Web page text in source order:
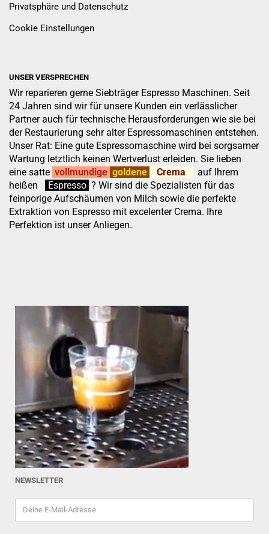
Privatsphäre und Datenschutz
Cookie Einstellungen
UNSER VERSPRECHEN
Wir reparieren gerne Siebträger Espresso Maschinen. Seit
24 Jahren sind wir für unsere Kunden ein verlässlicher
Partner auch für technische Herausforderungen wie sie bei
der Restaurierung sehr alter Espressomaschinen entstehen.
Unser Rat: Eine gute Espressomaschine wird bei sorgsamer
Wartung letztlich keinen Wertverlust erleiden. Sie lieben
eine satte vollmundige goldene Crema
auf Ihrem
heißen
Espresso ? Wir sind die Spezialisten für das
feinporige Aufschäumen von Milch sowie die perfekte
Extraktion von Espresso mit excelenter Crema. Ihre
Perfektion ist unser Anliegen.
NEWSLETTER